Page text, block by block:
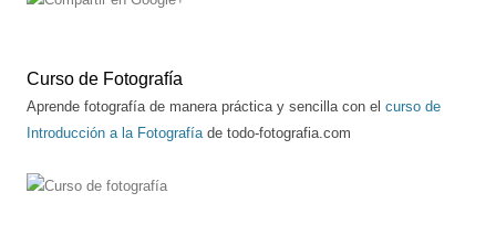
Curso de Fotografía
Aprende fotografía de manera práctica y sencilla con el curso de
Introducción a la Fotografía de todo-fotografia.com